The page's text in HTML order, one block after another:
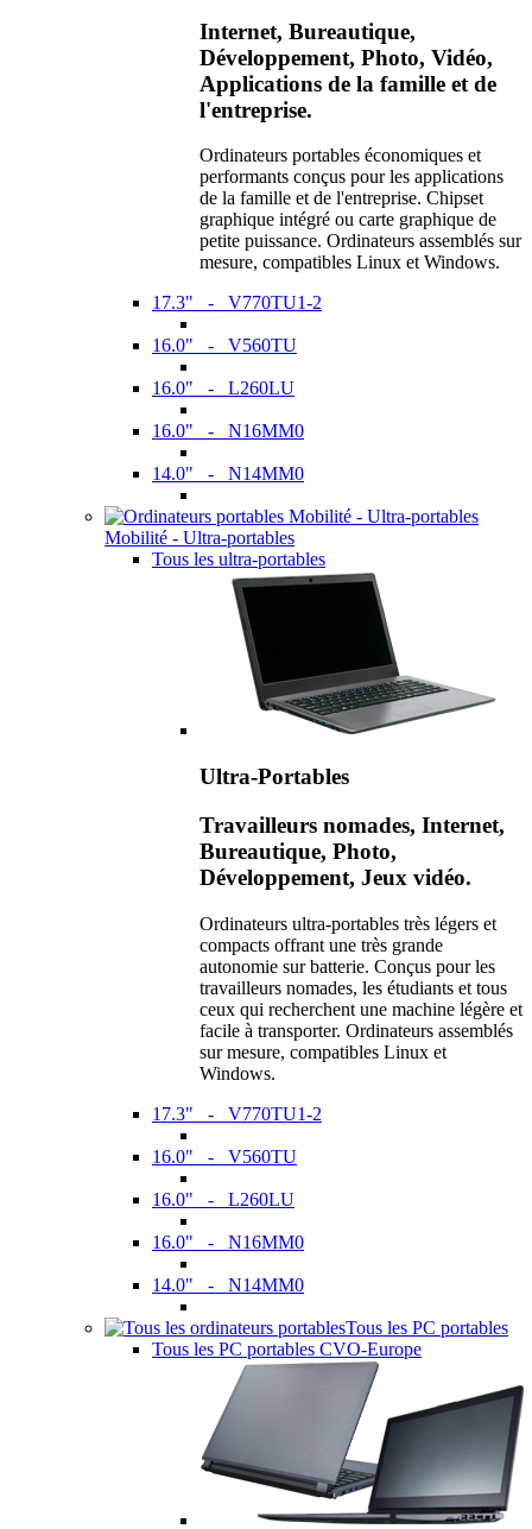
Internet, Bureautique,
Développement, Photo, Vidéo,
Applications de la famille et de
l'entreprise.
Ordinateurs portables économiques et
performants conçus pour les applications
de la famille et de l'entreprise. Chipset
graphique intégré ou carte graphique de
petite puissance. Ordinateurs assemblés sur
mesure, compatibles Linux et Windows.
17.3" - V770TU1-2
16.0" - V560TU
16.0" - L260LU
16.0" - N16MM0
14.0" - N14MM0
Mobilité - Ultra-portables
Tous les ultra-portables
Ultra-Portables
Travailleurs nomades, Internet,
Bureautique, Photo,
Développement, Jeux vidéo.
Ordinateurs ultra-portables très légers et
compacts offrant une très grande
autonomie sur batterie. Conçus pour les
travailleurs nomades, les étudiants et tous
ceux qui recherchent une machine légère et
facile à transporter. Ordinateurs assemblés
sur mesure, compatibles Linux et
Windows.
17.3" - V770TU1-2
16.0" - V560TU
16.0" - L260LU
16.0" - N16MM0
14.0" - N14MM0
Tous les PC portables
Tous les PC portables CVO-Europe